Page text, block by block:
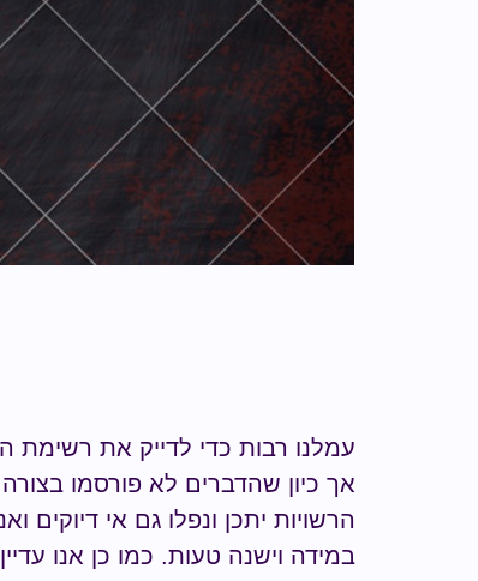
עמלנו רבות כדי לדייק את רשימת
אך כיון שהדברים לא פורסמו
הרשויות יתכן ונפלו גם אי דיוקים
במידה וישנה טעות. כמו כן אנו